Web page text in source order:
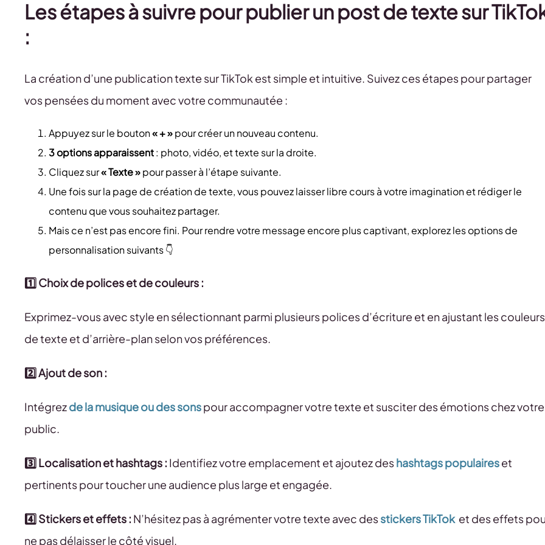
Les étapes à suivre pour publier un post de texte sur
:
La création d’une publication texte sur TikTok est simple et intuitive. Suivez ces étapes pour partager
vos pensées du moment avec votre communautée :
Appuyez sur le bouton« + »pour créer un nouveau contenu.
3 options apparaissent: photo, vidéo, et texte sur la droite.
Cliquez sur« Texte »pour passer à l’étape suivante.
Une fois sur la page de création de texte, vous pouvez laisser libre cours à votre imagination et rédiger le
contenu que vous souhaitez partager.
Mais ce n’est pas encore fini. Pour rendre votre message encore plus captivant, explorez les options de
personnalisation suivants 👇
1️⃣ Choix de polices et de couleurs :
Exprimez-vous avec style en sélectionnant parmi plusieurs polices d’écriture et en ajustant les couleurs
de texte et d’arrière-plan selon vos préférences.
2️⃣ Ajout de son :
Intégrezde la musique ou des sonspour accompagner votre texte et susciter des émotions chez votre
public.
3️⃣ Localisation et hashtags : Identifiez votre emplacement et ajoutez deshashtags populaireset
pertinents pour toucher une audience plus large et engagée.
4️⃣ Stickers et effets : N’hésitez pas à agrémenter votre texte avec desstickers TikToket des effets
ne pas délaisser le côté visuel.